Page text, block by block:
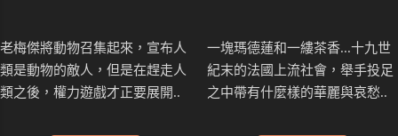
老梅傑將動物召集起來，宣布人
類是動物的敵人，但是在趕走人
類之後，權力遊戲才正要展開..
一塊瑪德蓮和一縷茶香...十九世
紀末的法國上流社會，舉手投足
之中帶有什麼樣的華麗與哀愁..